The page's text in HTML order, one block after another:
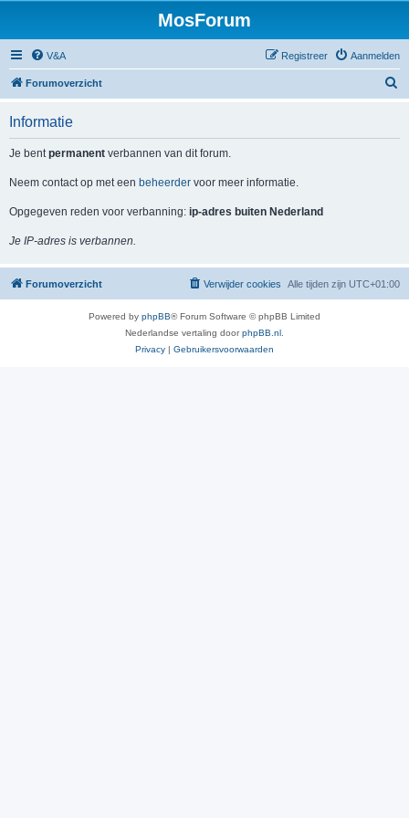
MosForum
V&A Aanmelden
Registreer
Forumoverzicht
Informatie
Je bentpermanent verbannen van dit forum.
Neem contact op met een beheerder voor meer informatie.
Opgegeven reden voor verbanning: ip-adres buiten Nederland
Je IP-adres is verbannen.
Forumoverzicht Alle tijden zijn UTC+01:00
Verwijder cookies
Powered by phpBB® Forum Software © phpBB Limited
Nederlandse vertaling doorphpBB.nl
Privacy | Gebruikersvoorwaarden